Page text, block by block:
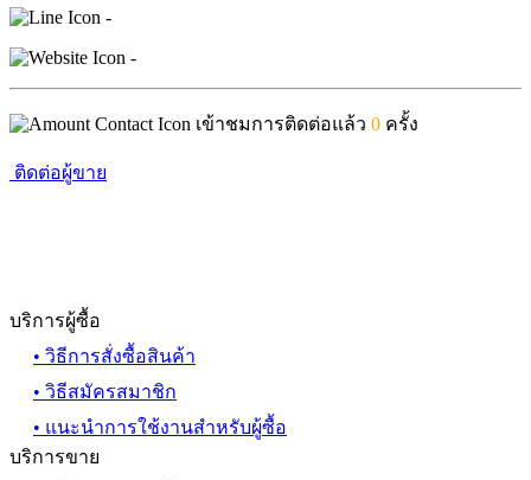
-
-
เข้าชมการติดต่อแล้ว 0 ครั้ง
ติดต่อผู้ขาย
บริการผู้ซื้อ
• วิธีการสั่งซื้อสินค้า
• วิธีสมัครสมาชิก
• แนะนำการใช้งานสำหรับผู้ซื้อ
บริการขาย